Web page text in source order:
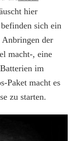
hier
sich ein
Anbringen der
macht-, eine
im
Paket macht es
zu starten.